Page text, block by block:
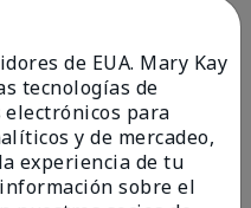
de EUA. Mary Kay
tecnologías de
para
y de mercadeo,
experiencia de tu
sobre el